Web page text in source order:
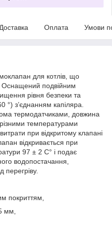
Доставка Оплата Умови
для котлів, що
Оснащений подвійним
рівня безпеки та
°) з’єднанням капіляра.
термодатчиками, довжина
температурами
при відкритому клапані
відкривається при
97 ± 2 С° і подає
водопостачання,
покриттям,
мм,